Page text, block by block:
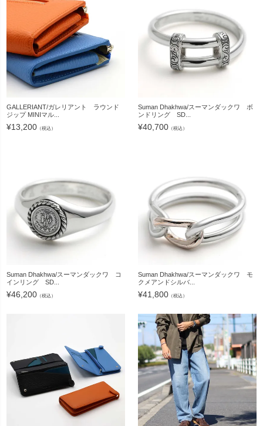
GALLERIANT/ガレリアント ラウンド
ジップ MINIマル...
¥13,200 （税込）
Suman Dhakhwa/スーマンダックワ ボ
ンドリング SD...
¥40,700 （税込）
Suman Dhakhwa/スーマンダックワ コ
インリング SD...
¥46,200 （税込）
Suman Dhakhwa/スーマンダックワ モ
クメアンドシルバ...
¥41,800 （税込）